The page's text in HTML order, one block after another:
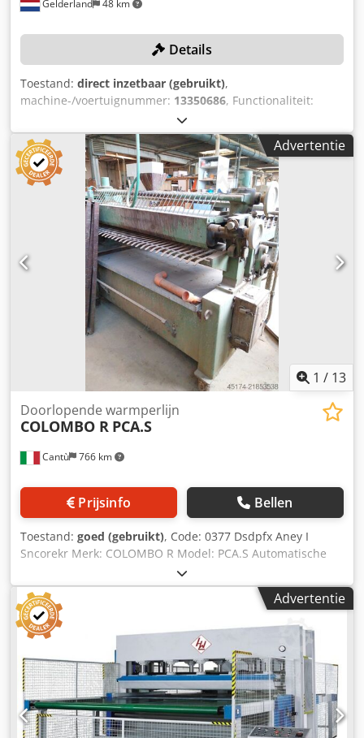
Gelderland 48 km
Details
Toestand: direct inzetbaar (gebruikt),
machine-/voertuignummer: 13350686, Functionaliteit:
, vermogen:
perskracht:400 t, slaglengte:150 mm, aantal cilinders:10,
cilinderdiameter:120 mm, TECHNISCHE DETAILS Persdruk:
400 t Maximale persafmetingen: 1.500 x 4.400 mm
Maximale slag: 150 mm Aantal cilinders: 10
Cilinderdiameter: 120 mm Platenmateriaal: aluminium
(massief) Boven- en onderplaatdikte: 90 mm
MACHINEDETAILS Vermogen: 7,5 kW Spanning: 380 V
Afmetingen & Gewicht Transportafmetingen (L x B x H):
13.000 x 2.400 x 2.400 mm Totaalgewicht: 25.000 kg
UITRUSTING In- en uitvoerband Olieverwarming Olietank
Dksdpeyuxh Uefx Anror
Advertentie
1 / 13
Cantù 766 km
Doorlopende warmperlijn
COLOMBO R PCA.S
Prijsinfo Bellen
Toestand: goed (gebruikt), Code: 0377 Dsdpfx Aney I
Sncorekr Merk: COLOMBO R Model: PCA.S Automatische
doorlopende warmperslijn voor de productie van panelen,
meubels, deuren, wandpanelen, sandwichpanelen en
diverse andere toepassingen. Robuuste draagconstructie
Samenstelling: 4-rollen lijmmachine OMMA – breedte 1400
mm Schijftransportband Voorbereidingstafel Pers
COLOMBO 5500 x 1400 mm – 8 cilinders – diameter 150
mm Massief stalen persplaat Bovendruk Druk 4 kg/cm²
Automatische lossing met fotocelbesturing Werkhoogte
800 mm Sluitingstijd gereduceerd tot 1–2 seconden en
openingstijd tot 2–3 seconden Afmetingen pers (mm): 5960
Advertentie